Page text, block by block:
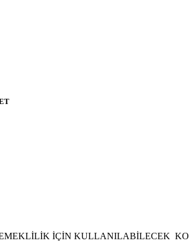
EMEKLİLİK İÇİN KULLANILABİLECEK